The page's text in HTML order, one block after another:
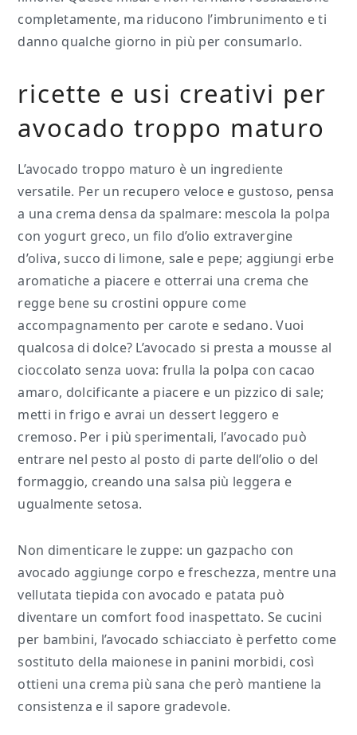
completamente, ma riducono l’imbrunimento e ti
danno qualche giorno in più per consumarlo.
ricette e usi creativi per
avocado troppo maturo
L’avocado troppo maturo è un ingrediente
versatile. Per un recupero veloce e gustoso, pensa
a una crema densa da spalmare: mescola la polpa
con yogurt greco, un filo d’olio extravergine
d’oliva, succo di limone, sale e pepe; aggiungi erbe
aromatiche a piacere e otterrai una crema che
regge bene su crostini oppure come
accompagnamento per carote e sedano. Vuoi
qualcosa di dolce? L’avocado si presta a mousse al
cioccolato senza uova: frulla la polpa con cacao
amaro, dolcificante a piacere e un pizzico di sale;
metti in frigo e avrai un dessert leggero e
cremoso. Per i più sperimentali, l’avocado può
entrare nel pesto al posto di parte dell’olio o del
formaggio, creando una salsa più leggera e
ugualmente setosa.
Non dimenticare le zuppe: un gazpacho con
avocado aggiunge corpo e freschezza, mentre una
vellutata tiepida con avocado e patata può
diventare un comfort food inaspettato. Se cucini
per bambini, l’avocado schiacciato è perfetto come
sostituto della maionese in panini morbidi, così
ottieni una crema più sana che però mantiene la
consistenza e il sapore gradevole.